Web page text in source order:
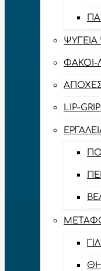
ΦΑΚΟΊ-
LIP-